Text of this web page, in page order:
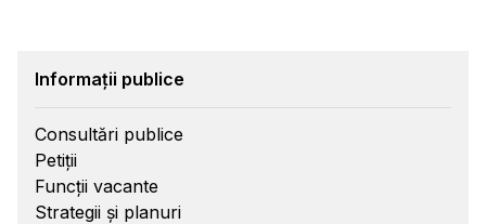
Informații publice
Consultări publice
Petiții
Funcții vacante
Strategii și planuri